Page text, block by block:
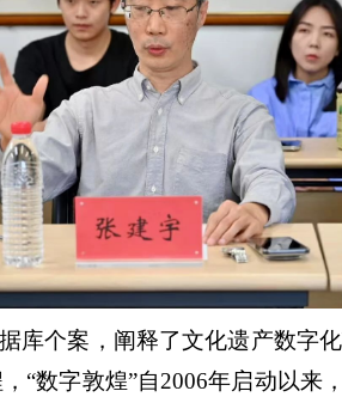
库个案，阐释了文化遗产数字
“数字敦煌”自2006年启动以来